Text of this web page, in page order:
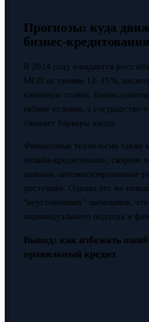
Прогнозы: куда
бизнес-кредитования
В 2024 году ожидается рост
МСП на уровне 12–15%,
ключевую ставку. Банки
гибкие условия, а государство
снижает барьеры входа.
Финансовые технологии также
онлайн-кредитование, скоринг
данным, автоматизированные
доступнее. Однако это же
"неустойчивых" заёмщиков, что
индивидуального подхода и
Вывод: как избежать
правильный кредит